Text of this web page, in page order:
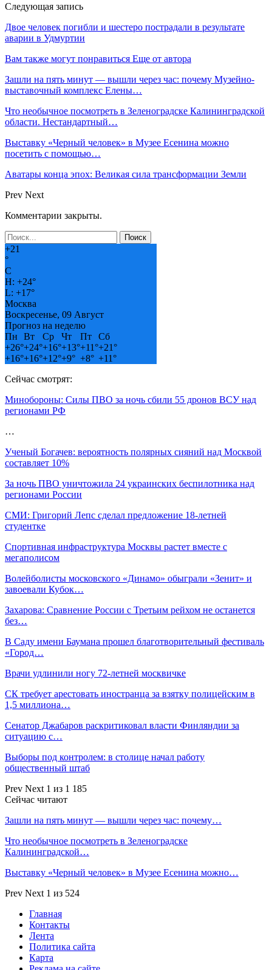
Следующая запись
Двое человек погибли и шестеро пострадали в результате
аварии в Удмуртии
Вам также могут понравиться Еще от автора
Зашли на пять минут — вышли через час: почему Музейно-
выставочный комплекс Елены…
Что необычное посмотреть в Зеленоградске Калининградской
области. Нестандартный…
Выставку «Черный человек» в Музее Есенина можно
посетить с помощью…
Аватары конца эпох: Великая сила трансформации Земли
Prev Next
Комментарии закрыты.
+21
°
C
H: +24°
L: +17°
Москва
Воскресенье, 09 Август
Прогноз на неделю
Пн
Вт Ср Чт Пт
Сб
+26°+24°+16°+13°+11°+21°
+16°+16°+12°+9° +8° +11°
Сейчас смотрят:
Минобороны: Силы ПВО за ночь сбили 55 дронов ВСУ над
регионами РФ
…
Ученый Богачев: вероятность полярных сияний над Москвой
составляет 10%
За ночь ПВО уничтожила 24 украинских беспилотника над
регионами России
СМИ: Григорий Лепс сделал предложение 18-летней
студентке
Спортивная инфраструктура Москвы растет вместе с
мегаполисом
Волейболисты московского «Динамо» обыграли «Зенит» и
завоевали Кубок…
Захарова: Сравнение России с Третьим рейхом не останется
без…
В Саду имени Баумана прошел благотворительный фестиваль
«Город…
Врачи удлинили ногу 72-летней москвичке
СК требует арестовать иностранца за взятку полицейским в
1,5 миллиона…
Сенатор Джабаров раскритиковал власти Финляндии за
ситуацию с…
Выборы под контролем: в столице начал работу
общественный штаб
Prev Next 1 из 1 185
Сейчас читают
Зашли на пять минут — вышли через час: почему…
Что необычное посмотреть в Зеленоградске
Калининградской…
Выставку «Черный человек» в Музее Есенина можно…
Prev Next 1 из 524
Главная
Контакты
Лента
Политика сайта
Карта